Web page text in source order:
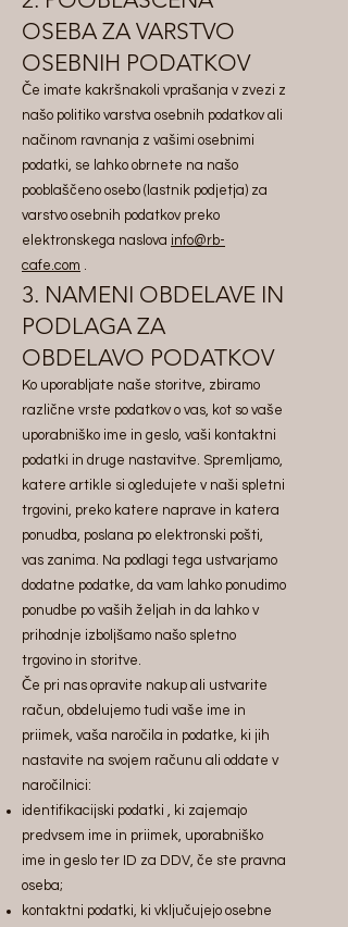
OSEBA ZA VARSTVO
OSEBNIH PODATKOV
Če imate kakršnakoli vprašanja v zvezi z
našo politiko varstva osebnih podatkov ali
načinom ravnanja z vašimi osebnimi
podatki, se lahko obrnete na našo
pooblaščeno osebo (lastnik podjetja) za
varstvo osebnih podatkov preko
elektronskega naslova info@rb-
cafe.com .
3. NAMENI OBDELAVE IN
PODLAGA ZA
OBDELAVO PODATKOV
Ko uporabljate naše storitve, zbiramo
različne vrste podatkov o vas, kot so vaše
uporabniško ime in geslo, vaši kontaktni
podatki in druge nastavitve. Spremljamo,
katere artikle si ogledujete v naši spletni
trgovini, preko katere naprave in katera
ponudba, poslana po elektronski pošti,
vas zanima. Na podlagi tega ustvarjamo
dodatne podatke, da vam lahko ponudimo
ponudbe po vaših željah in da lahko v
prihodnje izboljšamo našo spletno
trgovino in storitve.
Če pri nas opravite nakup ali ustvarite
račun, obdelujemo tudi vaše ime in
priimek, vaša naročila in podatke, ki jih
nastavite na svojem računu ali oddate v
naročilnici:
identifikacijski podatki , ki zajemajo
predvsem ime in priimek, uporabniško
ime in geslo ter ID za DDV, če ste pravna
oseba;
kontaktni podatki, ki vključujejo osebne